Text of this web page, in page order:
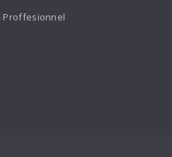
Proffesionnel